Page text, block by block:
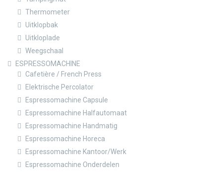
Thermometer
Uitklopbak
Uitkloplade
Weegschaal
ESPRESSOMACHINE
Cafetière / French Press
Elektrische Percolator
Espressomachine Capsule
Espressomachine Halfautomaat
Espressomachine Handmatig
Espressomachine Horeca
Espressomachine Kantoor/Werk
Espressomachine Onderdelen